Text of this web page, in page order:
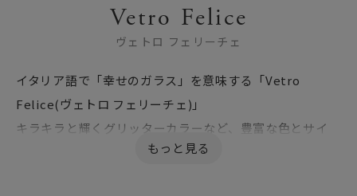
Vetro Felice
ヴェトロ フェリーチェ
イタリア語で「幸せのガラス」を意味する「Vetro
Felice(ヴェトロ フェリーチェ)」
キラキラと輝くグリッターカラーなど、豊富な色とサイ
ズ、デザインのバリエーションが人気です。